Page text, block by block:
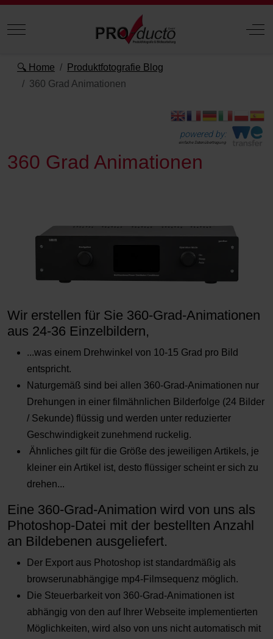
Mobile Menu Toggle Off-
🔍 Home
Produktfotografie Blog
360 Grad Animationen
powered by:
einfache Datenübertragung
360 Grad Animationen
Wir erstellen für Sie 360-Grad-Animationen
aus 24-36 Einzelbildern,
...was einem Drehwinkel von 10-15 Grad pro Bild
entspricht.
Naturgemäß sind bei allen 360-Grad-Animationen nur
Drehungen in einer filmähnlichen Bilderfolge (24 Bilder
/ Sekunde) flüssig und werden unter reduzierter
Geschwindigkeit zunehmend ruckelig.
Ähnliches gilt für die Größe des jeweiligen Artikels, je
kleiner ein Artikel ist, desto flüssiger scheint er sich zu
drehen...
Eine 360-Grad-Animation wird von uns als
Photoshop-Datei mit der bestellten Anzahl
an Bildebenen ausgeliefert.
Der Export aus Photoshop ist standardmäßig als
browserunabhängige mp4-Filmsequenz möglich.
Die Steuerbarkeit von 360-Grad-Animationen ist
abhängig von den auf Ihrer Webseite implementierten
Möglichkeiten, wird also von uns nicht automatisch mit